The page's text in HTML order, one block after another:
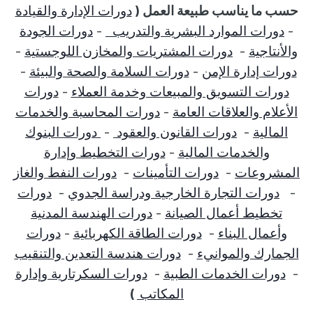
حسب ما يناسب طبيعة العمل ( دورات الإدارة والقيادة
- دورات الموارد البشرية والتدريب - دورات الجودة
والأنتاجية- دورات المشتريات والمخازن اللوجستية-
دورات إدارة الإمن- دورات السلامة والصحة والبيئة-
دورات التسويق والمبيعات وخدمة العملاء- دورات
الأعلام والعلاقات العامة- دورات المحاسبة والخدمات
المالية- دورات القانون والعقود - دورات البنوك
والخدمات المالية- دورات التخطيط وإدارة
المشروعات- دورات التأمينات-
دورات النفط والغاز
-
دورات التجارة الخارجية ودراسة الجدوي-
دورات
تخطيط أعمال الصيانة- دورات الهندسة المدنية
وأعمال البناء- دورات الطاقة الكهربائية- دورات
الجمارك والموانيء- دورات هندسة التعدين والتنقيب
- دورات الخدمات الطبية- دورات السكرتارية وإدارة
المكاتب )